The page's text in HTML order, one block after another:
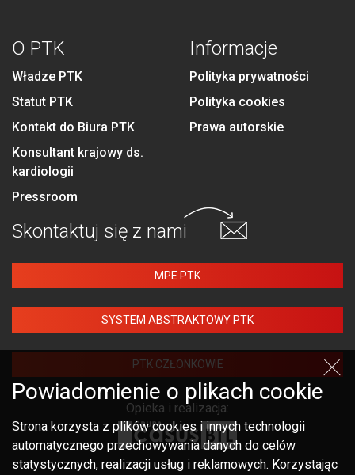
O PTK
Władze PTK
Statut PTK
Kontakt do Biura PTK
Konsultant krajowy ds.
kardiologii
Pressroom
Informacje
Polityka prywatności
Polityka cookies
Prawa autorskie
Skontaktuj się z nami
MPE PTK
SYSTEM ABSTRAKTOWY PTK
PTK CZŁONKOWIE
Opieka i realizacja:
Powiadomienie o plikach cookie
Strona korzysta z plików cookies i innych technologii
automatycznego przechowywania danych do celów
statystycznych, realizacji usług i reklamowych. Korzystając